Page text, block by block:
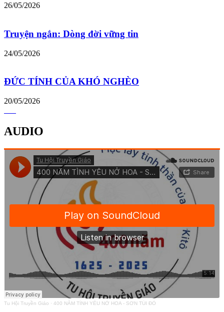
26/05/2026
Truyện ngắn: Dòng đời vững tin
24/05/2026
ĐỨC TÍNH CỦA KHÓ NGHÈO
20/05/2026
AUDIO
Tu Hội Truyền Giáo · 400 NĂM TÌNH YÊU NỞ HOA - SƠN TÚI ĐỎ